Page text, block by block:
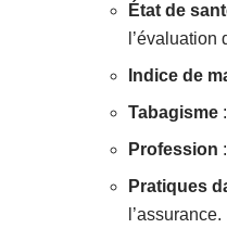
État de
l’évaluation
Indice de
Tabagisme
Profession
Pratiques
l’assurance.